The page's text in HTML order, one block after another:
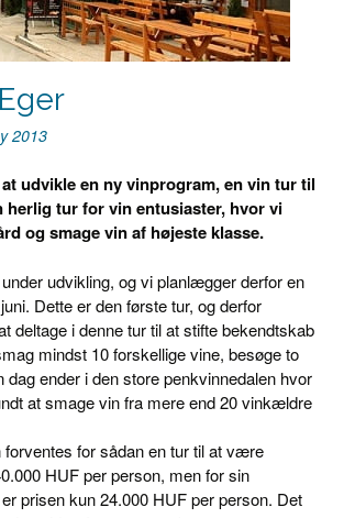
2013
udvikle en ny vinprogram, en vin tur til
herlig tur for vin entusiaster, hvor vi
og smage vin af højeste klasse.
udvikling, og vi planlægger derfor en
Dette er den første tur, og derfor
deltage i denne tur til at stifte bekendtskab
mindst 10 forskellige vine, besøge to
dag ender i den store penkvinnedalen hvor
at smage vin fra mere end 20 vinkældre
forventes for sådan en tur til at være
HUF per person, men for sin
prisen kun 24.000 HUF per person. Det